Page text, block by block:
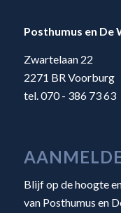
Posthumus en De
Zwartelaan 22
2271 BR Voorburg
tel. 070 - 386 73 63
Blijf op de hoogte
van Posthumus en